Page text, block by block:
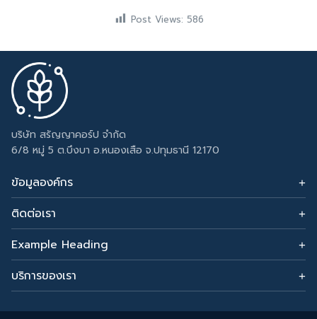
Post Views: 586
บริษัท สรัญญาคอร์ป จำกัด
6/8 หมู่ 5 ต.บึงบา อ.หนองเสือ จ.ปทุมธานี 12170
ข้อมูลองค์กร
ติดต่อเรา
อีเมล: sarunyacrop@gmail.com
โทรศัพท์:0915265156
Example Heading
Change this text by adding widget to Appearance →
Widgets and choose Footer Column 3.
บริการของเรา
รับทำเซลเพจ
สร้างเว็บขายของ